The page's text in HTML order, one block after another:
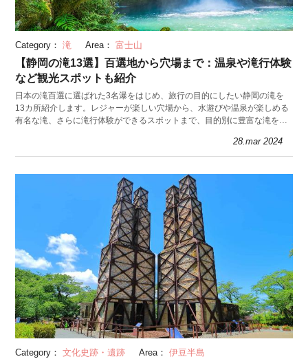
Category： 滝 Area： 富士山
【静岡の滝13選】百選地から穴場まで：温泉や滝行体験
など観光スポットも紹介
日本の滝百選に選ばれた3名瀑をはじめ、旅行の目的にしたい静岡の滝を
13カ所紹介します。レジャーが楽しい穴場から、水遊びや温泉が楽しめる
有名な滝、さらに滝行体験ができるスポットまで、目的別に豊富な滝を掲
28.mar 2024
Category： 文化史跡・遺跡 Area： 伊豆半島